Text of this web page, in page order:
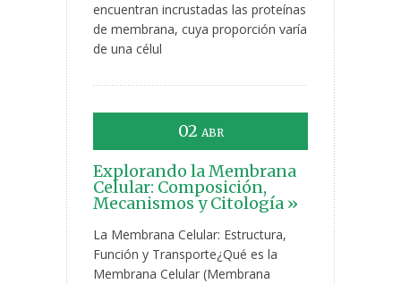
encuentran incrustadas las proteínas
de membrana, cuya proporción varía
de una célul
02 ABR
Explorando la Membrana
Celular: Composición,
Mecanismos y Citología »
La Membrana Celular: Estructura,
Función y Transporte¿Qué es la
Membrana Celular (Membrana